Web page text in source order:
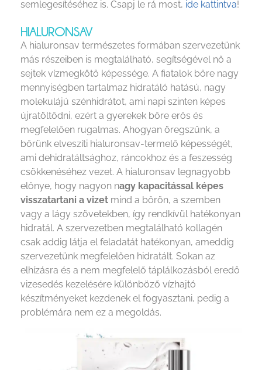
semlegesítéséhez is. Csapj le rá most, ide kattintva!
HIALURONSAV
A hialuronsav természetes formában szervezetünk
más részeiben is megtalálható, segítségével nő a
sejtek vízmegkötő képessége. A fiatalok bőre nagy
mennyiségben tartalmaz hidratáló hatású, nagy
molekulájú szénhidrátot, ami napi szinten képes
újratöltődni, ezért a gyerekek bőre erős és
megfelelően rugalmas. Ahogyan öregszünk, a
bőrünk elveszíti hialuronsav-termelő képességét,
ami dehidratáltsághoz, ráncokhoz és a feszesség
csökkenéséhez vezet. A hialuronsav legnagyobb
előnye, hogy nagyon nagy kapacitással képes
visszatartani a vizet mind a bőrön, a szemben
vagy a lágy szövetekben, így rendkívül hatékonyan
hidratál. A szervezetben megtalálható kollagén
csak addig látja el feladatát hatékonyan, ameddig
szervezetünk megfelelően hidratált. Sokan az
elhízásra és a nem megfelelő táplálkozásból eredő
vizesedés kezelésére különböző vízhajtó
készítményeket kezdenek el fogyasztani, pedig a
problémára nem ez a megoldás.